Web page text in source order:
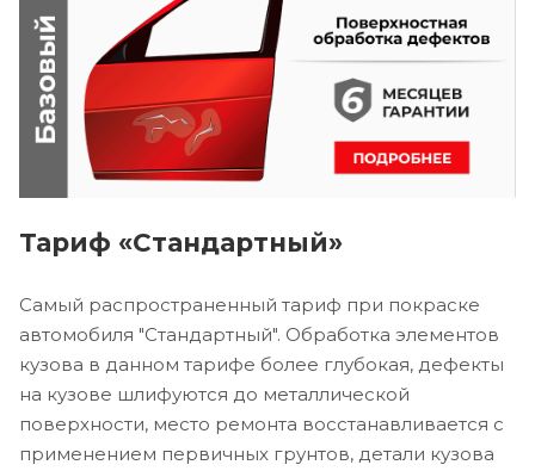
Тариф «Стандартный»
Самый распространенный тариф при покраске
автомобиля "Стандартный". Обработка элементов
кузова в данном тарифе более глубокая, дефекты
на кузове шлифуются до металлической
поверхности, место ремонта восстанавливается с
применением первичных грунтов, детали кузова